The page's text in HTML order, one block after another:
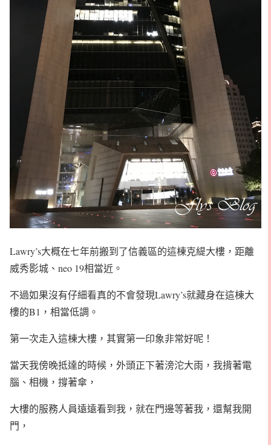
Lawry’s大概在七年前搬到了信義區的這棟克緹大樓，距離
威秀影城、neo 19相當近。
不過如果沒有仔細看真的不會發現Lawry’s就藏身在這棟大
樓的B1，相當低調。
第一次走入這棟大樓，其實第一印象非常好呢！
當天我傍晚抵達的時候，外頭正下著滂沱大雨，我揹著電
腦、相機，撐著傘，
大樓的服務人員遠遠看到我，就在門邊等著我，還幫我開
門，